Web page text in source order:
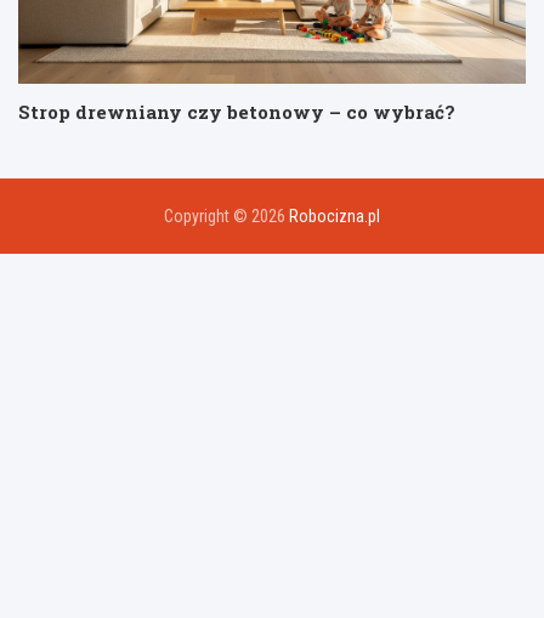
Strop drewniany czy betonowy – co wybrać?
Copyright © 2026 Robocizna.pl